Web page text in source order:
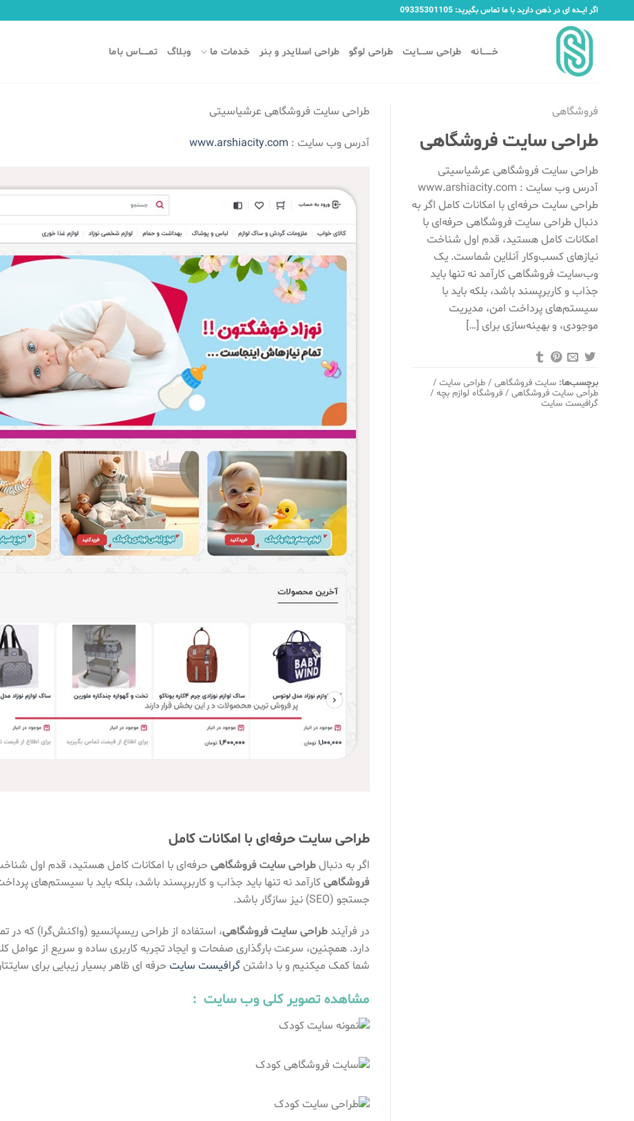
to
اگر ایـــده ای در ذهن دارید با ما تماس بگیرید: 09335301105
خــــــانه طراحی ســــایت طراحی لوگو طراحی اسلایدر و بنر خدمات ما وبلاگ تمـــــاس باما
فروشگاهی
طراحی سایت فروشگاهی
طراحی سایت فروشگاهی عرشیاسیتی
آدرس وب سایت : www.arshiacity.com
طراحی سایت حرفه‌ای با امکانات کامل اگر به
دنبال طراحی سایت فروشگاهی حرفه‌ای با
امکانات کامل هستید، قدم اول شناخت
نیازهای کسب‌وکار آنلاین شماست. یک
وب‌سایت فروشگاهی کارآمد نه تنها باید
جذاب و کاربرپسند باشد، بلکه باید با
سیستم‌های پرداخت امن، مدیریت
موجودی، و بهینه‌سازی برای […]
برچسب‌ها: سایت فروشگاهی / طراحی سایت /
طراحی سایت فروشگاهی / فروشگاه لوازم بچه /
گرافیست سایت
طراحی سایت فروشگاهی عرشیاسیتی
آدرس وب سایت : www.arshiacity.com
طراحی سایت حرفه‌ای با امکانات کامل
اگر به دنبالطراحی سایت فروشگاهی حرفه‌ای با امکانات کامل هستید، قدم اول
فروشگاهیکارآمد نه تنها باید جذاب و کاربرپسند باشد، بلکه باید با سیستم‌های
جستجو (SEO) نیز سازگار باشد.
در فرآیندطراحی سایت فروشگاهی، استفاده از طراحی ریسپانسیو (واکنش‌گرا) که
دارد. همچنین، سرعت بارگذاری صفحات و ایجاد تجربه کاربری ساده و سریع از عوامل
شما کمک میکنیم و با داشتنگرافیست سایت حرفه ای ظاهر بسیار زیبایی برای
مشاهده تصویر کلی وب سایت :